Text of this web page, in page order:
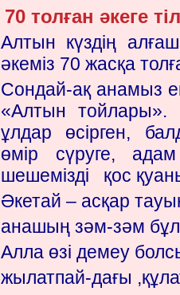
70 толған әкеге
Алтын күздің
әкеміз 70 жасқа
Сондай-ақ анамыз
«Алтын тойлары».
ұлдар өсірген,
өмір сүруге,
шешемізді қос
Әкетай – асқар
анашың зәм-зәм
Алла өзі демеу
жылатпай-дағы